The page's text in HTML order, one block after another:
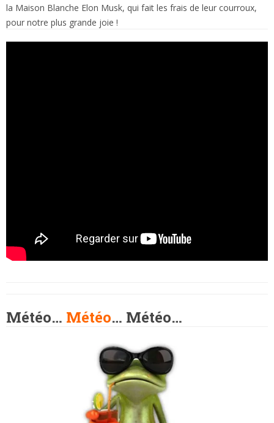
la Maison Blanche Elon Musk, qui fait les frais de leur courroux,
pour notre plus grande joie !
Météo… Météo… Météo…